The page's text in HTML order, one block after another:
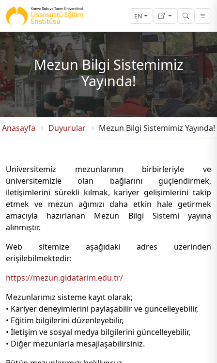
EN
Mezun Bilgi Sistemimiz
Yayında!
Anasayfa Duyurular Mezun Bilgi Sistemimiz Yayında!
Üniversitemiz mezunlarının birbirleriyle ve
üniversitemizle olan bağlarını güçlendirmek,
iletişimlerini sürekli kılmak, kariyer gelişimlerini takip
etmek ve mezun ağımızı daha etkin hale getirmek
amacıyla hazırlanan Mezun Bilgi Sistemi yayına
alınmıştır.
Web sitemize aşağıdaki adres üzerinden
erişilebilmektedir:
https://mezun.gidatarim.edu.tr/
Mezunlarımız sisteme kayıt olarak;
• Kariyer deneyimlerini paylaşabilir ve güncelleyebilir,
• Eğitim bilgilerini düzenleyebilir,
• İletişim ve sosyal medya bilgilerini güncelleyebilir,
• Diğer mezunlarla mesajlaşabilirsiniz.